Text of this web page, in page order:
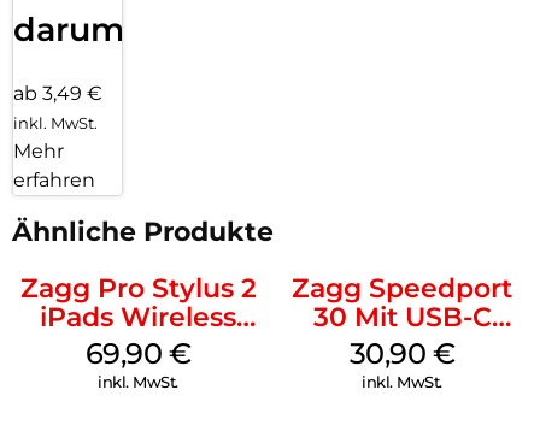
darum!
ab 3,49 €
inkl. MwSt.
Mehr
erfahren
Ähnliche Produkte
Zagg Pro Stylus 2
iPads Wireless
Charging Grau
69,90 €
inkl. MwSt.
Zagg Speedport
30 Mit USB-C
Kabel Weiß
30,90 €
inkl. MwSt.